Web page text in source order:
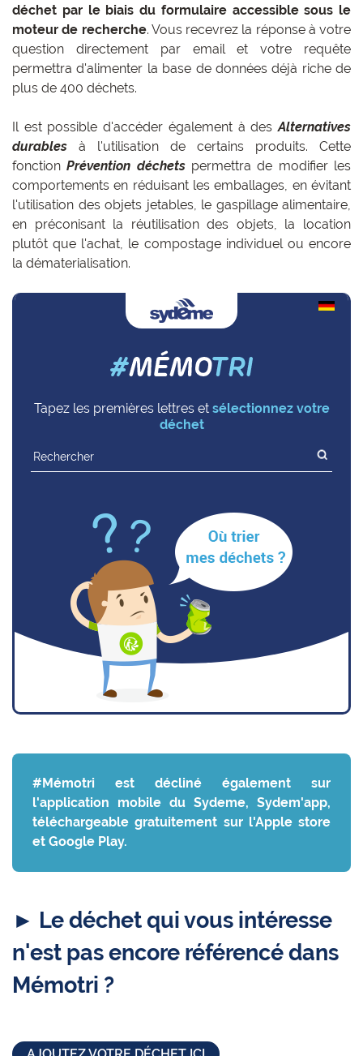
déchet par le biais du formulaire accessible sous le
moteur de recherche. Vous recevrez la réponse à votre
question directement par email et votre requête
permettra d'alimenter la base de données déjà riche de
plus de 400 déchets.
Il est possible d'accéder également à desAlternatives
durables à l'utilisation de certains produits. Cette
fonctionPrévention déchetspermettra de modifier les
comportements en réduisant les emballages, en évitant
l'utilisation des objets jetables, le gaspillage alimentaire,
en préconisant la réutilisation des objets, la location
plutôt que l'achat, le compostage individuel ou encore
la dématerialisation.
Tapez les premières lettres et sélectionnez votre
déchet
#Mémotri est décliné également sur
l'application mobile du Sydeme, Sydem'app,
téléchargeable gratuitement sur l'Apple store
et Google Play.
► Le déchet qui vous intéresse
n'est pas encore référencé dans
Mémotri ?